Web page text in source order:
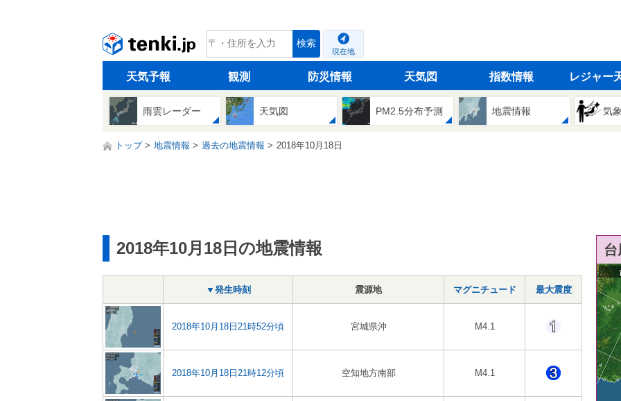
tenki.jp 検索
現在地
天気予報 観測 防災情報 天気図 指数情報 レジャー
雨雲レーダー 天気図 PM2.5分布予測 地震情報 気
トップ 地震情報 過去の地震情報 2018年10月18日
2018年10月18日の地震情報
▼発生時刻 震源地 マグニチュード 最大震度
2018年10月18日21時52分頃 宮城県沖 M4.1
2018年10月18日21時12分頃 空知地方南部 M4.1